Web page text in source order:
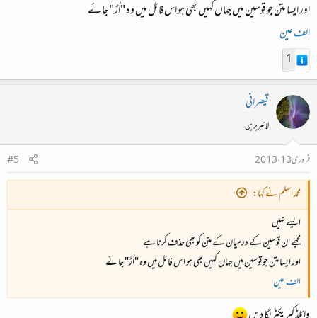
اور ایسا متن جو قوسین میں جہاں کہیں بھی ہو اس فائل میں وہ "اُڑ" جائے
الف عین
1
قیصرانی
لائبریرین
فروری 13، 2013
#5
محمد اسلم نے کہا:
ایسے نہیں
مجھے ان قوسین کے درمیان کے متن کو بھی حذف کرنا ہے
اور ایسا متن جو قوسین میں جہاں کہیں بھی ہو اس فائل میں وہ "اُڑ" جائے
الف عین